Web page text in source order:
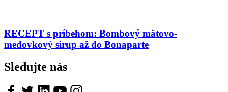
RECEPT s príbehom: Bombový mätovo-
medovkový sirup až do Bonaparte
Sledujte nás